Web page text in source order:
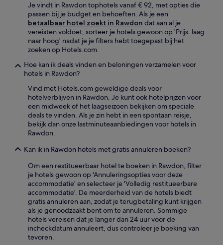
Je vindt in Rawdon tophotels vanaf € 92, met opties die
passen bij je budget en behoeften. Als je een
betaalbaar hotel zoekt in Rawdon dat aan al je
vereisten voldoet, sorteer je hotels gewoon op 'Prijs: laag
naar hoog' nadat je je filters hebt toegepast bij het
zoeken op Hotels.com.
Hoe kan ik deals vinden en beloningen verzamelen voor
hotels in Rawdon?
Vind met Hotels.com geweldige deals voor
hotelverblijven in Rawdon. Je kunt ook hotelprijzen voor
een midweek of het laagseizoen bekijken om speciale
deals te vinden. Als je zin hebt in een spontaan reisje,
bekijk dan onze lastminuteaanbiedingen voor hotels in
Rawdon.
Kan ik in Rawdon hotels met gratis annuleren boeken?
Om een restitueerbaar hotel te boeken in Rawdon, filter
je hotels gewoon op 'Annuleringsopties voor deze
accommodatie' en selecteer je 'Volledig restitueerbare
accommodatie'. De meerderheid van de hotels biedt
gratis annuleren aan, zodat je terugbetaling kunt krijgen
als je genoodzaakt bent om te annuleren. Sommige
hotels vereisen dat je langer dan 24 uur voor de
incheckdatum annuleert, dus controleer je boeking van
tevoren.